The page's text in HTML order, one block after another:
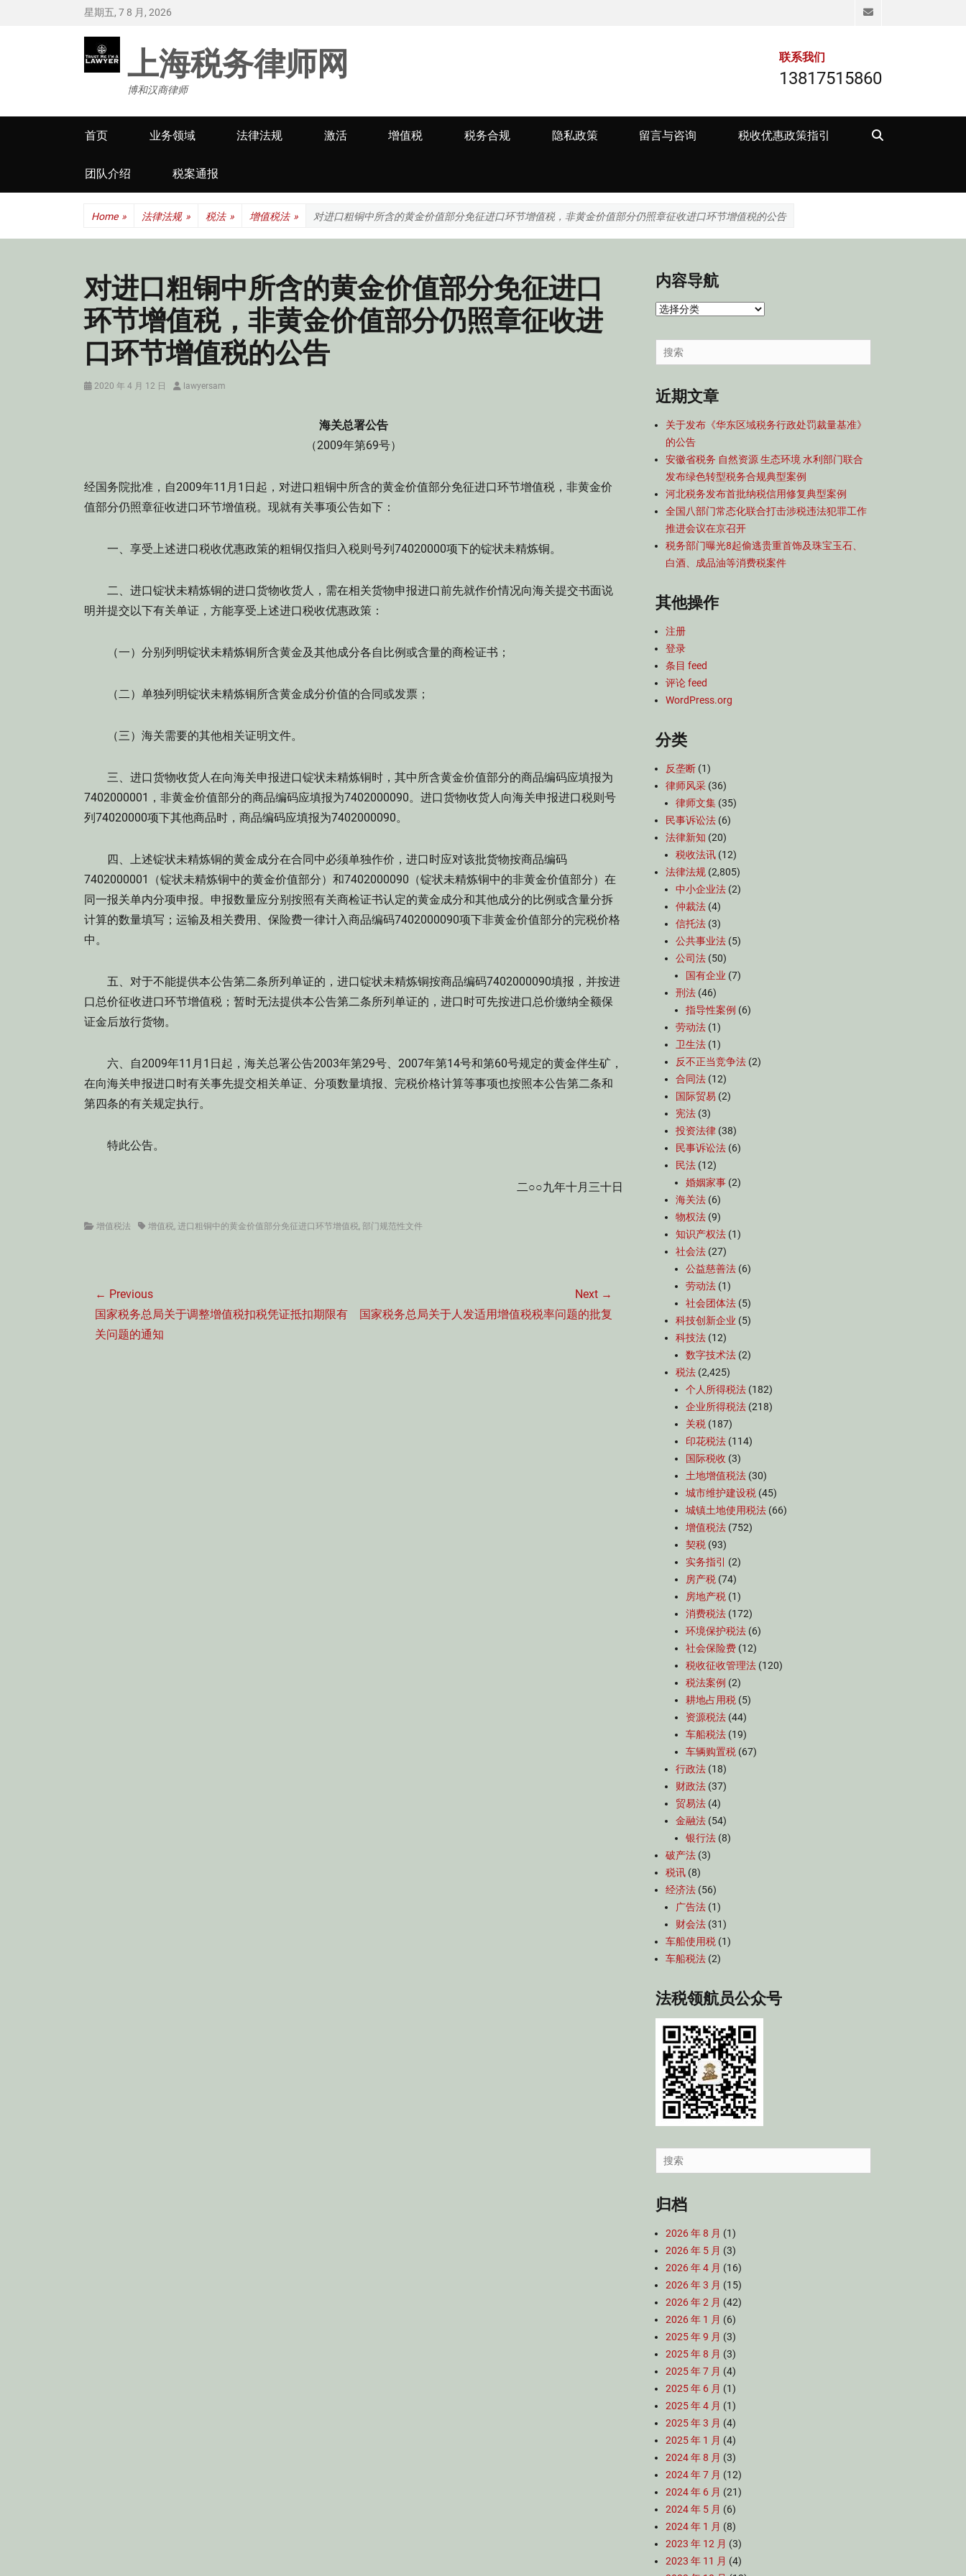
星期五, 7 8 月, 2026 Email
上海税务律师网
博和汉商律师
联系我们
13817515860
Primary
menu
首页 业务领域 法律法规 激活 增值税 税务合规 隐私政策 留言与咨询 税收优惠政策指引
团队介绍 税案通报
Home » 法律法规 » 税法 » 增值税法 » 对进口粗铜中所含的黄金价值部分免征进口环节增值税，非黄金价值部分仍照章征收进口环节增值税的公告
对进口粗铜中所含的黄金价值部分免征进口
环节增值税，非黄金价值部分仍照章征收进
口环节增值税的公告
Posted
2020 年 4 月 12 日 Authorlawyersam
海关总署公告
（2009年第69号）
经国务院批准，自2009年11月1日起，对进口粗铜中所含的黄金价值部分免征进口环节增值税，非黄金价
值部分仍照章征收进口环节增值税。现就有关事项公告如下：
一、享受上述进口税收优惠政策的粗铜仅指归入税则号列74020000项下的锭状未精炼铜。
二、进口锭状未精炼铜的进口货物收货人，需在相关货物申报进口前先就作价情况向海关提交书面说
明并提交以下有关单证，方能享受上述进口税收优惠政策：
（一）分别列明锭状未精炼铜所含黄金及其他成分各自比例或含量的商检证书；
（二）单独列明锭状未精炼铜所含黄金成分价值的合同或发票；
（三）海关需要的其他相关证明文件。
三、进口货物收货人在向海关申报进口锭状未精炼铜时，其中所含黄金价值部分的商品编码应填报为
7402000001，非黄金价值部分的商品编码应填报为7402000090。进口货物收货人向海关申报进口税则号
列74020000项下其他商品时，商品编码应填报为7402000090。
四、上述锭状未精炼铜的黄金成分在合同中必须单独作价，进口时应对该批货物按商品编码
7402000001（锭状未精炼铜中的黄金价值部分）和7402000090（锭状未精炼铜中的非黄金价值部分）在
同一报关单内分项申报。申报数量应分别按照有关商检证书认定的黄金成分和其他成分的比例或含量分拆
计算的数量填写；运输及相关费用、保险费一律计入商品编码7402000090项下非黄金价值部分的完税价格
中。
五、对于不能提供本公告第二条所列单证的，进口锭状未精炼铜按商品编码7402000090填报，并按进
口总价征收进口环节增值税；暂时无法提供本公告第二条所列单证的，进口时可先按进口总价缴纳全额保
证金后放行货物。
六、自2009年11月1日起，海关总署公告2003年第29号、2007年第14号和第60号规定的黄金伴生矿，
在向海关申报进口时有关事先提交相关单证、分项数量填报、完税价格计算等事项也按照本公告第二条和
第四条的有关规定执行。
特此公告。
二○○九年十月三十日
Categories
增值税法 Tags增值税, 进口粗铜中的黄金价值部分免征进口环节增值税, 部门规范性文件
章
导
航
← Previous
Previous
post:
国家税务总局关于调整增值税扣税凭证抵扣期限有
关问题的通知
Next →
Next
国家税务总局关于人发适用增值税税率问题的批复
内容导航
内
导
航
Search
for:
近期文章
关于发布《华东区域税务行政处罚裁量基准》
的公告
安徽省税务 自然资源 生态环境 水利部门联合
发布绿色转型税务合规典型案例
河北税务发布首批纳税信用修复典型案例
全国八部门常态化联合打击涉税违法犯罪工作
推进会议在京召开
税务部门曝光8起偷逃贵重首饰及珠宝玉石、
白酒、成品油等消费税案件
其他操作
注册
登录
条目 feed
评论 feed
WordPress.org
分类
反垄断 (1)
律师风采 (36)
律师文集 (35)
民事诉讼法 (6)
法律新知 (20)
税收法讯 (12)
法律法规 (2,805)
中小企业法 (2)
仲裁法 (4)
信托法 (3)
公共事业法 (5)
公司法 (50)
国有企业 (7)
刑法 (46)
指导性案例 (6)
劳动法 (1)
卫生法 (1)
反不正当竞争法 (2)
合同法 (12)
国际贸易 (2)
宪法 (3)
投资法律 (38)
民事诉讼法 (6)
民法 (12)
婚姻家事 (2)
海关法 (6)
物权法 (9)
知识产权法 (1)
社会法 (27)
公益慈善法 (6)
劳动法 (1)
社会团体法 (5)
科技创新企业 (5)
科技法 (12)
数字技术法 (2)
税法 (2,425)
个人所得税法 (182)
企业所得税法 (218)
关税 (187)
印花税法 (114)
国际税收 (3)
土地增值税法 (30)
城市维护建设税 (45)
城镇土地使用税法 (66)
增值税法 (752)
契税 (93)
实务指引
(2)
房产税 (74)
房地产税 (1)
消费税法 (172)
环境保护税法 (6)
社会保险费 (12)
税收征收管理法 (120)
税法案例 (2)
耕地占用税 (5)
资源税法 (44)
车船税法 (19)
车辆购置税 (67)
行政法 (18)
财政法 (37)
贸易法 (4)
金融法 (54)
银行法 (8)
破产法 (3)
税讯 (8)
经济法 (56)
广告法 (1)
财会法 (31)
车船使用税 (1)
车船税法 (2)
法税领航员公众号
Search
for:
归档
2026 年 8 月 (1)
2026 年 5 月 (3)
2026 年 4 月 (16)
2026 年 3 月 (15)
2026 年 2 月 (42)
2026 年 1 月 (6)
2025 年 9 月 (3)
2025 年 8 月 (3)
2025 年 7 月 (4)
2025 年 6 月 (1)
2025 年 4 月 (1)
2025 年 3 月 (4)
2025 年 1 月 (4)
2024 年 8 月 (3)
2024 年 7 月 (12)
2024 年 6 月 (21)
2024 年 5 月 (6)
2024 年 1 月 (8)
2023 年 12 月 (3)
2023 年 11 月 (4)